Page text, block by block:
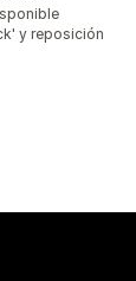
y reposición